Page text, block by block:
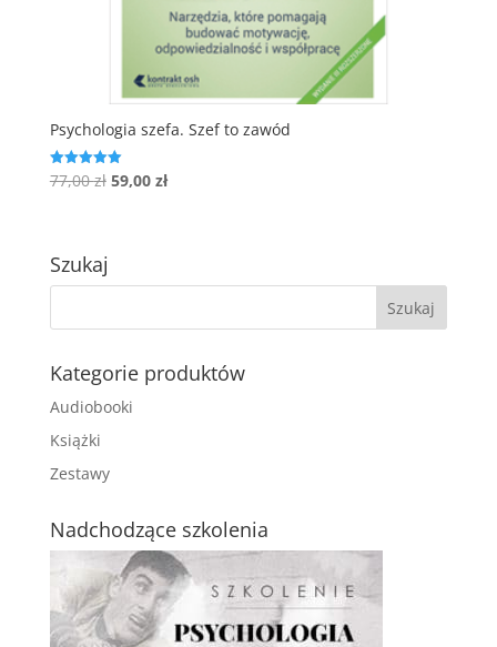
Psychologia szefa. Szef to zawód
Oceniono
5.00
77,00zł Pierwotna
59,00 złAktualna
Szukaj
Kategorie produktów
Audiobooki
Książki
Zestawy
Nadchodzące szkolenia